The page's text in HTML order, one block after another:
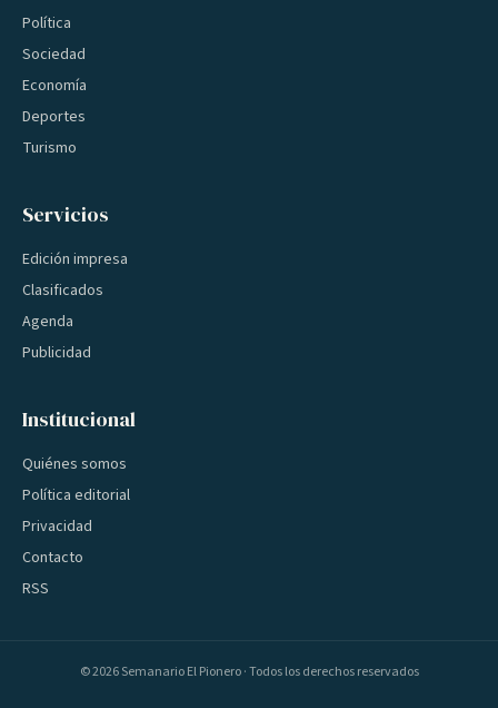
Política
Sociedad
Economía
Deportes
Turismo
Servicios
Edición impresa
Clasificados
Agenda
Publicidad
Institucional
Quiénes somos
Política editorial
Privacidad
Contacto
RSS
©2026Semanario El Pionero · Todos los derechos reservados